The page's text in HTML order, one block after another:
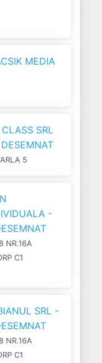
MEDIA
SRL
5
-
NR.16A
C1
SRL -
NR.16A
C1